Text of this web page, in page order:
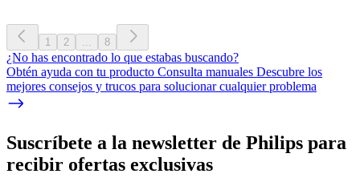
1 2 8
¿No has encontrado lo que estabas buscando?
Obtén ayuda con tu producto Consulta manuales Descubre los
mejores consejos y trucos para solucionar cualquier problema
Suscríbete a la newsletter de Philips para
recibir ofertas exclusivas